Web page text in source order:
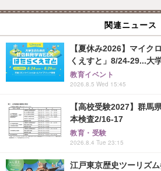
関連ニュース
【夏休み2026】マイク
くえすと」8/24-29...大
教育イベント
2026.8.5 Wed 15:45
【高校受験2027】群馬
本検査2/16-17
教育・受験
2026.8.4 Tue 23:15
江戸東京歴史ツーリズ